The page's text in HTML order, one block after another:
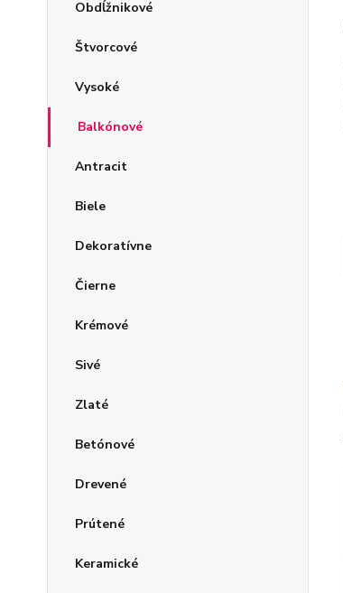
Obdĺžnikové
Štvorcové
Vysoké
Balkónové
Antracit
Biele
Dekoratívne
Čierne
Krémové
Sivé
Zlaté
Betónové
Drevené
Prútené
Keramické